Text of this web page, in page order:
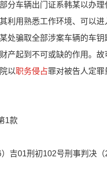
分车辆出门证系韩某以办
利用熟悉工作环境、可以
处骗取全部涉案车辆的车
产起到不可或缺的作用。
以职务侵占罪对被告人定罪
1款
01刑初102号刑事判决（